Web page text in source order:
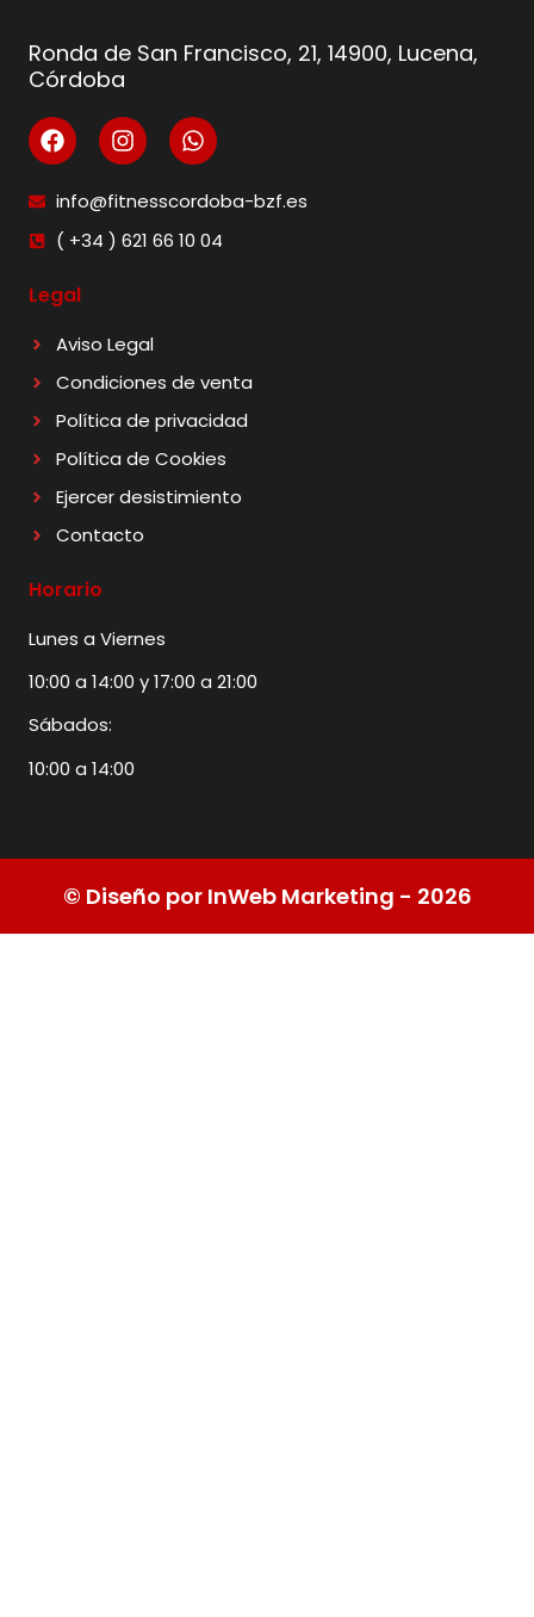
Ronda de San Francisco, 21, 14900, Lucena,
Córdoba
info@fitnesscordoba-bzf.es
( +34 ) 621 66 10 04
Legal
Aviso Legal
Condiciones de venta
Política de privacidad
Política de Cookies
Ejercer desistimiento
Contacto
Horario
Lunes a Viernes
10:00 a 14:00 y 17:00 a 21:00
Sábados:
10:00 a 14:00
© Diseño por InWeb Marketing - 2026